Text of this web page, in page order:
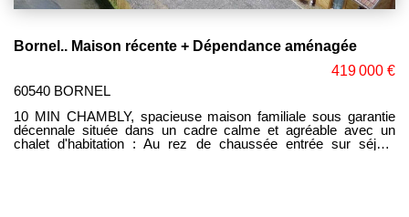
Bornel.. Maison récente + Dépendance aménagée
419 000 €
60540 BORNEL
10 MIN CHAMBLY, spacieuse maison familiale sous garantie
décennale située dans un cadre calme et agréable avec un
chalet d'habitation : Au rez de chaussée entrée sur séjour